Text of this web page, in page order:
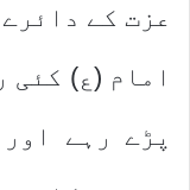
عزت کے
امام (ع) کئی
پڑے رہے